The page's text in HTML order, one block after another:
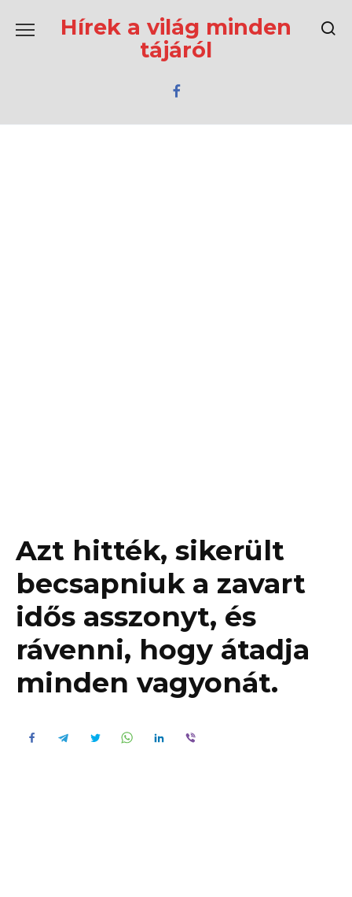
содержаниюHírek a világ minden
tájáról
Azt hitték, sikerült
becsapniuk a zavart
idős asszonyt, és
rávenni, hogy átadja
minden vagyonát.